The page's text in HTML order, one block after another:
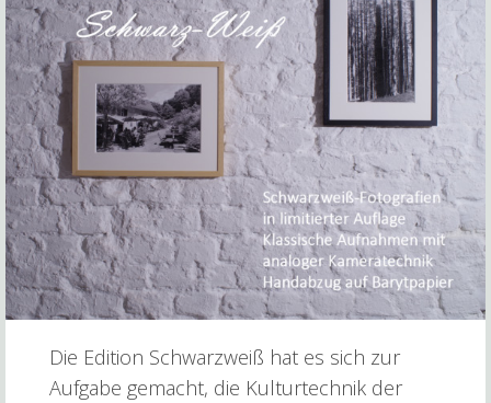
Die Edition Schwarzweiß hat es sich zur
Aufgabe gemacht, die Kulturtechnik der